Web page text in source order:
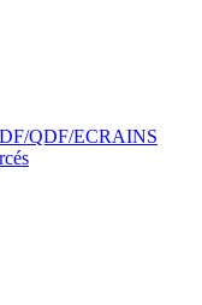
QDF/ECRAINS